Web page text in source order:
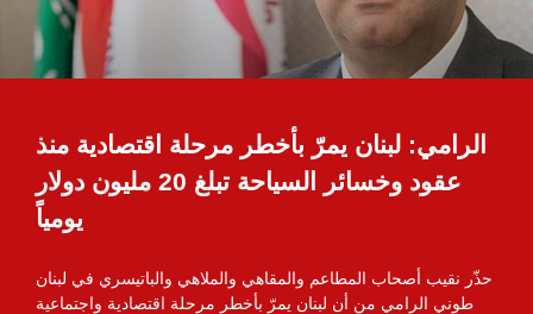
الرامي: لبنان يمرّ بأخطر مرحلة اقتصادية منذ
عقود وخسائر السياحة تبلغ 20 مليون دولار
يومياً
حذّر نقيب أصحاب المطاعم والمقاهي والملاهي والباتيسري في لبنان
طوني الرامي من أن لبنان يمرّ بأخطر مرحلة اقتصادية واجتماعية